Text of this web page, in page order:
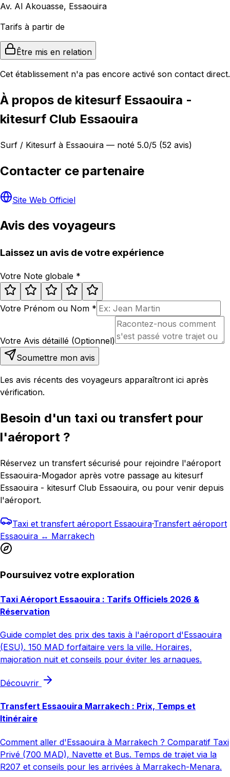
Av. Al Akouasse, Essaouira
Tarifs à partir de
Être mis en relation
Cet établissement n'a pas encore activé son contact direct.
À propos de kitesurf Essaouira -
kitesurf Club Essaouira
Surf / Kitesurf à Essaouira — noté 5.0/5 (52 avis)
Contacter ce partenaire
Site Web Officiel
Avis des voyageurs
Laissez un avis de votre expérience
Votre Note globale *
Votre Prénom ou Nom *
Votre Avis détaillé (Optionnel)
Soumettre mon avis
Les avis récents des voyageurs apparaîtront ici après
vérification.
Besoin d'un taxi ou transfert pour
l'aéroport ?
Réservez un transfert sécurisé pour rejoindre l'aéroport
Essaouira-Mogador après votre passage au kitesurf
Essaouira - kitesurf Club Essaouira, ou pour venir depuis
l'aéroport.
Taxi et transfert aéroport Essaouira·Transfert aéroport
Essaouira ↔ Marrakech
Poursuivez votre exploration
Taxi Aéroport Essaouira : Tarifs Officiels 2026 &
Réservation
Guide complet des prix des taxis à l'aéroport d'Essaouira
(ESU). 150 MAD forfaitaire vers la ville. Horaires,
majoration nuit et conseils pour éviter les arnaques.
Découvrir
Transfert Essaouira Marrakech : Prix, Temps et
Itinéraire
Comment aller d'Essaouira à Marrakech ? Comparatif Taxi
Privé (700 MAD), Navette et Bus. Temps de trajet via la
R207 et conseils pour les arrivées à Marrakech-Menara.